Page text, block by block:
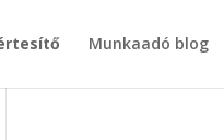
Munkaadó blog